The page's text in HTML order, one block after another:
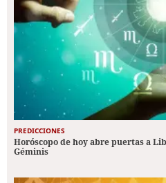
PREDICCIONES
Horóscopo de hoy abre puertas a
Géminis